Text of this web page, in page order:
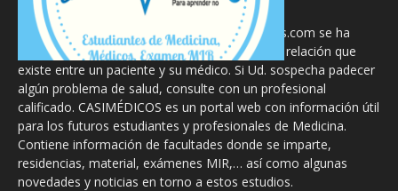
La información proporcionada en CasiMedicos.com se ha
diseñado para complementar, no substituir, la relación que
existe entre un paciente y su médico. Si Ud. sospecha padecer
algún problema de salud, consulte con un profesional
calificado. CASIMÉDICOS es un portal web con información útil
para los futuros estudiantes y profesionales de Medicina.
Contiene información de facultades donde se imparte,
residencias, material, exámenes MIR,… así como algunas
novedades y noticias en torno a estos estudios.